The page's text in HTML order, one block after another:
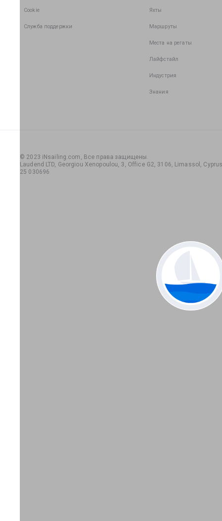
Cookie
Служба поддержки
Яхты
Маршруты
Места на регаты
Лайфстайл
Индустрия
Знания
© 2023 iNsailing.com, Все права защищены.
Laudend LTD, Georgiou Xenopoulou, 3, Office G2, 3106, Limassol,
25 030696